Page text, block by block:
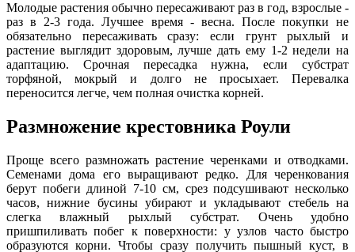
Молодые растения обычно пересаживают раз в год, взрослые -
раз в 2-3 года. Лучшее время - весна. После покупки не
обязательно пересаживать сразу: если грунт рыхлый и
растение выглядит здоровым, лучше дать ему 1-2 недели на
адаптацию. Срочная пересадка нужна, если субстрат
торфяной, мокрый и долго не просыхает. Перевалка
переносится легче, чем полная очистка корней.
Размножение крестовника Роули
Проще всего размножать растение черенками и отводками.
Семенами дома его выращивают редко. Для черенкования
берут побеги длиной 7-10 см, срез подсушивают несколько
часов, нижние бусины убирают и укладывают стебель на
слегка влажный рыхлый субстрат. Очень удобно
пришпиливать побег к поверхности: у узлов часто быстро
образуются корни. Чтобы сразу получить пышный куст, в